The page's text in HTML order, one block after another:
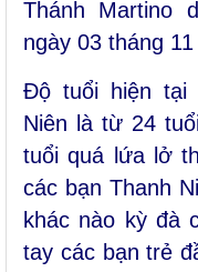
Thánh Martino
ngày 03 tháng
Độ tuổi hiện tại
Niên là từ 24
tuổi quá lứa lở
các bạn Thanh
khác nào kỳ đà
tay các bạn trẻ